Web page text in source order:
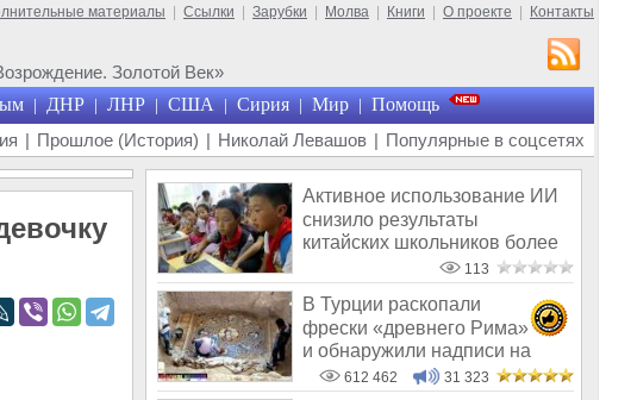
материалы Ссылки Зарубки Молва Книги О проекте Контакты
Золотой Век»
| ДНР | ЛНР | США | Сирия | Мир | Помощь
| Прошлое (История) | Николай Левашов | Популярные в соцсетях
Активное использование ИИ
снизило результаты
китайских школьников более
113
В Турции раскопали
фрески «древнего Рима»
и обнаружили надписи на
Русском!
612 462 31 323